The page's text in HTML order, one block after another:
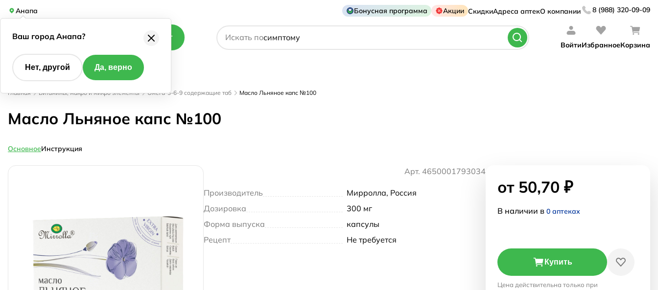
Анапа Бонусная программа Акции СкидкиАдреса аптекО компании 8 (988) 320-09-09
Каталог Искать посимптому
ВойтиИзбранноеКорзина
Главная Витамины, макро и микро элементы Омега-3-6-9 содержащие таб Масло Льняное капс №100
Масло Льняное капс №100
ОсновноеИнструкция
Арт. 4650001793034
Производитель
Мирролла, Россия
Дозировка
300 мг
Форма выпуска
капсулы
Рецепт
Не требуется
от 50,70 ₽
В наличии в 0 аптеках
Купить
Цена действительна только при
Ваш город Анапа?
Нет, другой Да, верно